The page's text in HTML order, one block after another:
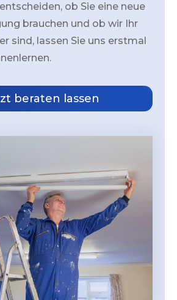
ob Sie eine neue
brauchen und ob wir Ihr
sind, lassen Sie uns erstmal
beraten lassen